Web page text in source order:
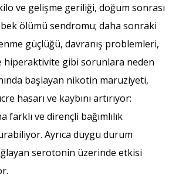
ve gelişme geriliği, doğum sonrası
ölümü sendromu; daha sonraki
güçlüğü, davranış problemleri,
hiperaktivite gibi sorunlara neden
başlayan nikotin maruziyeti,
hasarı ve kaybını artırıyor:
farklı ve dirençli bağımlılık
Ayrıca duygu durum
serotonin üzerinde etkisi